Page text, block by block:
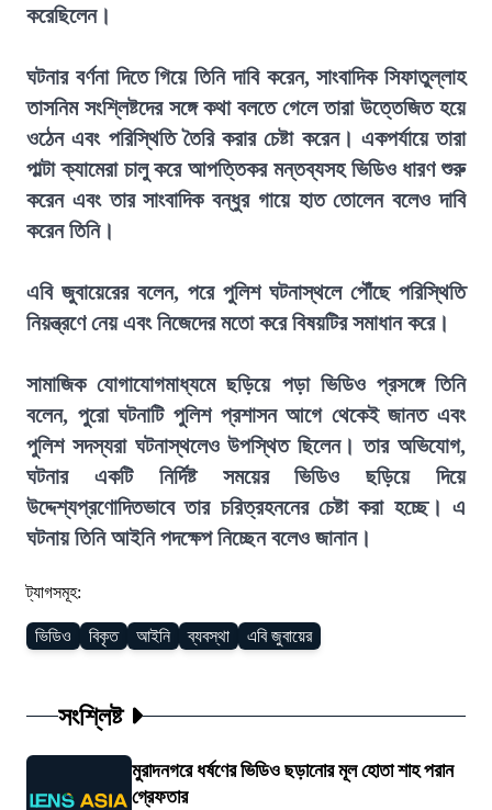
করেছিলেন।
ঘটনার বর্ণনা দিতে গিয়ে তিনি দাবি করেন, সাংবাদিক সিফাতুল্লাহ
তাসনিম সংশ্লিষ্টদের সঙ্গে কথা বলতে গেলে তারা উত্তেজিত হয়ে
ওঠেন এবং পরিস্থিতি তৈরি করার চেষ্টা করেন। একপর্যায়ে তারা
পাল্টা ক্যামেরা চালু করে আপত্তিকর মন্তব্যসহ ভিডিও ধারণ শুরু
করেন এবং তার সাংবাদিক বন্ধুর গায়ে হাত তোলেন বলেও দাবি
করেন তিনি।
এবি জুবায়েরের বলেন, পরে পুলিশ ঘটনাস্থলে পৌঁছে পরিস্থিতি
নিয়ন্ত্রণে নেয় এবং নিজেদের মতো করে বিষয়টির সমাধান করে।
সামাজিক যোগাযোগমাধ্যমে ছড়িয়ে পড়া ভিডিও প্রসঙ্গে তিনি
বলেন, পুরো ঘটনাটি পুলিশ প্রশাসন আগে থেকেই জানত এবং
পুলিশ সদস্যরা ঘটনাস্থলেও উপস্থিত ছিলেন। তার অভিযোগ,
ঘটনার একটি নির্দিষ্ট সময়ের ভিডিও ছড়িয়ে দিয়ে
উদ্দেশ্যপ্রণোদিতভাবে তার চরিত্রহননের চেষ্টা করা হচ্ছে। এ
ঘটনায় তিনি আইনি পদক্ষেপ নিচ্ছেন বলেও জানান।
ট্যাগসমূহ:
ভিডিও বিকৃত আইনি ব্যবস্থা এবি জুবায়ের
সংশ্লিষ্ট
মুরাদনগরে ধর্ষণের ভিডিও ছড়ানোর মূল হোতা শাহ পরান
গ্রেফতার